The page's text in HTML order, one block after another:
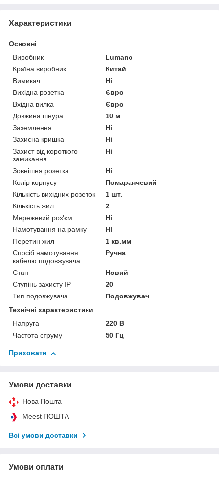
Характеристики
Основні
Виробник
Lumano
Країна виробник
Китай
Вимикач
Ні
Вихідна розетка
Євро
Вхідна вилка
Євро
Довжина шнура
10 м
Заземлення
Ні
Захисна кришка
Ні
Захист від короткого
замикання
Ні
Зовнішня розетка
Ні
Колір корпусу
Помаранчевий
Кількість вихідних розеток
1 шт.
Кількість жил
2
Мережевий роз'єм
Ні
Намотування на рамку
Ні
Перетин жил
1 кв.мм
Спосіб намотування
кабелю подовжувача
Ручна
Стан
Новий
Ступінь захисту IP
20
Тип подовжувача
Подовжувач
Технічні характеристики
Напруга
220 В
Частота струму
50 Гц
Приховати
Умови доставки
Нова Пошта
Meest ПОШТА
Всі умови доставки
Умови оплати